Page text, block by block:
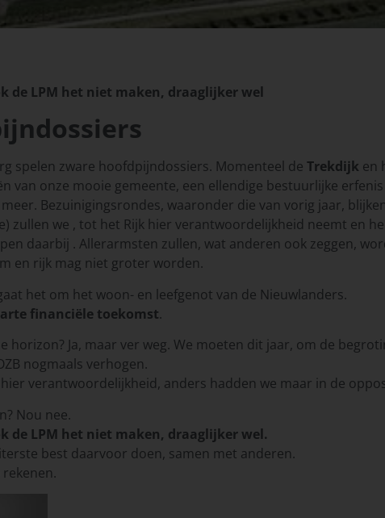
de LPM het niet maken, draaglijker wel
spelen zware hoofdpijndossiers. Momenteel de Trekdijk en
van onze mooie gemeente, een ellendige bestuurlijke
meer. Bezuinigingsrondes, waaronder die van vorig jaar,
zullen we , tot het Rijk hier verantwoordelijkheid neemt en
daarbij . Allerarmsten zullen, wat anderen ook zeggen,
en rijk mag niet groter worden.
het om het woon- en leefgenot van de Nieuwlanders.
financiële toekomst.
horizon? Ja, maar ver weg. We moeten dit jaar, om de
nogmaals verhogen.
hier verantwoordelijkheid, anders hadden we maar in de
Nou nee.
de LPM het niet maken, draaglijker wel.
best daarvoor doen, samen met anderen.